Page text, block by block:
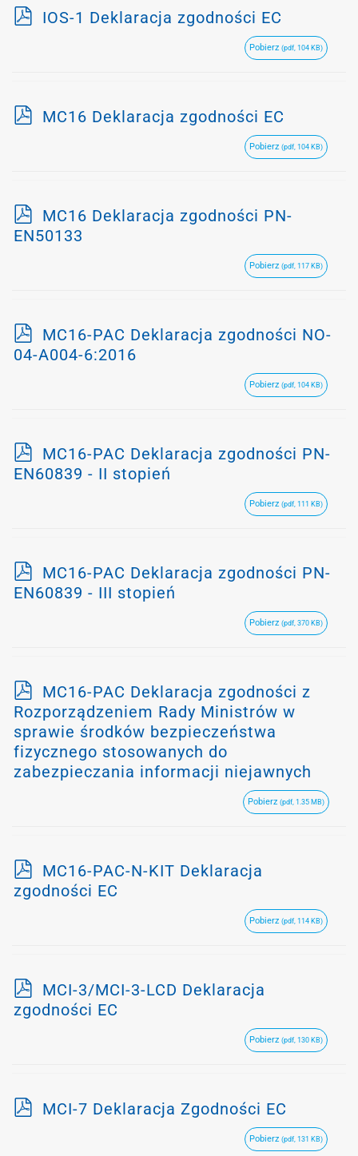
pIOS-1 Deklaracja zgodności EC
Pobierz (pdf, 104 KB)
pMC16 Deklaracja zgodności EC
Pobierz (pdf, 104 KB)
p
d
MC16 Deklaracja zgodności PN-
EN50133
Pobierz (pdf, 117 KB)
p
d
MC16-PAC Deklaracja zgodności NO-
04-A004-6:2016
Pobierz (pdf, 104 KB)
p
d
MC16-PAC Deklaracja zgodności PN-
EN60839 - II stopień
Pobierz (pdf, 111 KB)
p
d
MC16-PAC Deklaracja zgodności PN-
EN60839 - III stopień
Pobierz (pdf, 370 KB)
p
d
f
MC16-PAC Deklaracja zgodności z
Rozporządzeniem Rady Ministrów w
sprawie środków bezpieczeństwa
fizycznego stosowanych do
zabezpieczania informacji niejawnych
Pobierz (pdf, 1.35 MB)
p
d
MC16-PAC-N-KIT Deklaracja
zgodności EC
Pobierz (pdf, 114 KB)
p
d
MCI-3/MCI-3-LCD Deklaracja
zgodności EC
Pobierz (pdf, 130 KB)
pMCI-7 Deklaracja Zgodności EC
Pobierz (pdf, 131 KB)